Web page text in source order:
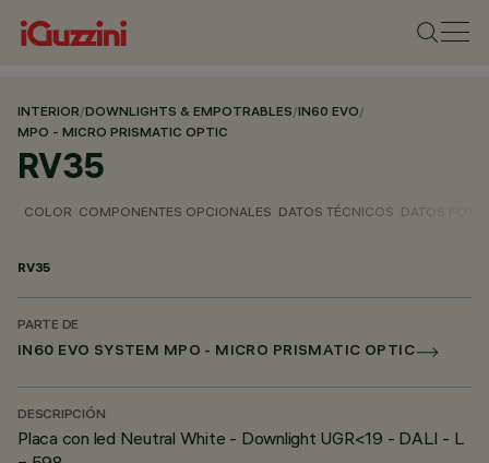
INTERIOR/DOWNLIGHTS & EMPOTRABLES/IN60 EVO/
MPO - MICRO PRISMATIC OPTIC
RV35
COLOR COMPONENTES OPCIONALES DATOS TÉCNICOS DATOS
RV35
PARTE DE
IN60 EVO SYSTEM MPO - MICRO PRISMATIC OPTIC
DESCRIPCIÓN
Placa con led Neutral White - Downlight UGR<19 - DALI - L